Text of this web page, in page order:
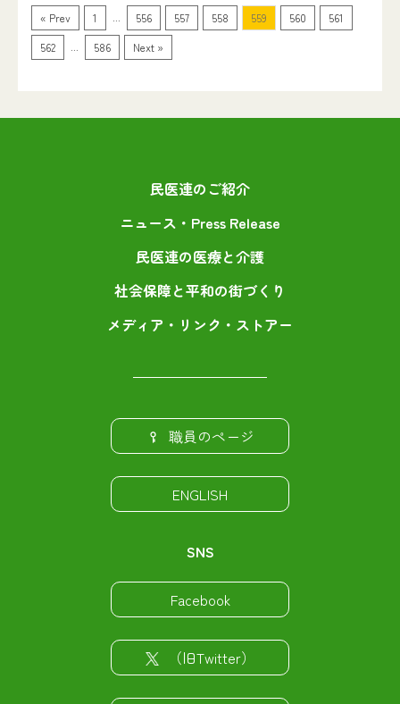
« Prev 1 556 557 558 559 560
561
562
586 Next »
民医連のご紹介
ニュース・Press Release
民医連の医療と介護
社会保障と平和の街づくり
メディア・リンク・ストアー
職員のページ
ENGLISH
SNS
Facebook
（旧Twitter）